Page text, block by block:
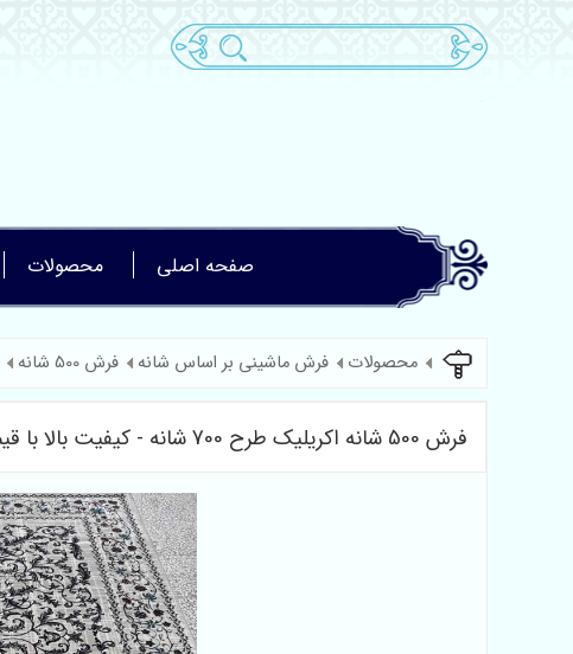
صفحه اصلی محصولات
محصولات فرش ماشینی بر اساس شانه فرش 500 شانه
فرش 500 شانه اکریلیک طرح 700 شانه - کیفیت بالا با قیمت مناسب